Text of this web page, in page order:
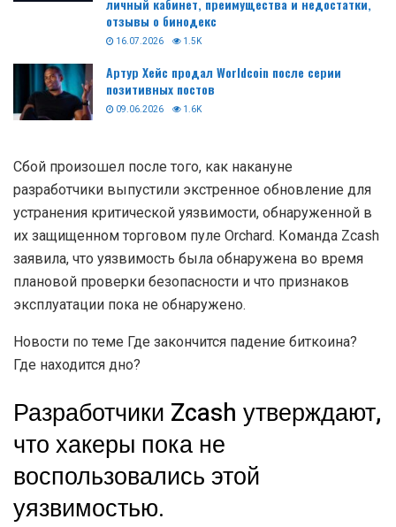
отзывы о бинодекс
16.07.2026 1.5K
Артур Хейс продал Worldcoin после серии
позитивных постов
09.06.2026 1.6K
Сбой произошел после того, как накануне
разработчики выпустили экстренное обновление для
устранения критической уязвимости, обнаруженной в
их защищенном торговом пуле Orchard. Команда Zcash
заявила, что уязвимость была обнаружена во время
плановой проверки безопасности и что признаков
эксплуатации пока не обнаружено.
Новости по теме Где закончится падение биткоина?
Где находится дно?
Разработчики Zcash утверждают,
что хакеры пока не
воспользовались этой
уязвимостью.